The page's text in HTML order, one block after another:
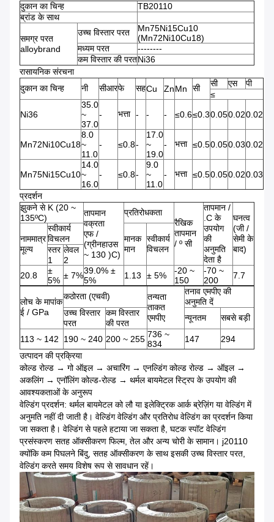
दुकान का चिन्ह
TB20110
ब्रांड के साथ
समग्र परत
alloybrand
उच्च विस्तार परत
Mn75Ni15Cu10
(Mn72Ni10Cu18)
मध्यम परत
--------
कम विस्तार की परतNi36
रासायनिक संरचना
दुकान का चिन्ह
नी सीआरफे सहCu ZnMn सी सी एस
पी
≤
Ni36
35.0
~
37.0
- भत्ता - - - ≤0.6≤0.30.050.020.02
Mn72Ni10Cu18
8.0
~
11.0
- ≤0.8-
17.0
~
19.0
- भत्ता ≤0.50.050.030.02
Mn75Ni15Cu10
14.0
~
16.0
- ≤0.8-
9.0
~
11.0
- भत्ता ≤0.50.050.020.03
प्रदर्शन
झुकने से K (20 ~
135ºC)
तापमान
वक्रता
एफ /
(ग्रीनहाउस
~ 130 )C)
प्रतिरोधकता
रैखिक
तापमान
/ º सी
तापमान /
.C के
उपयोग
की
अनुमति
देता है
घनत्व
(जी /
सेमी के
बाद)
नाममात्र
मूल्य
स्वीकार्य
विचलन
मानक
मान
स्वीकार्य
विचलन
स्तर
1
लेवल
2
20.8
±
5% ± 7%39.0% ±
5%
1.13 ± 5%
-20 ~
150
-70 ~
200
7.7
लोच के मापांक
ई / GPa
कठोरता (एचवी)
तन्यता
ताकत
एमपीए
तनाव एमपीए की
अनुमति दें
उच्च विस्तार
परत
कम विस्तार
की परत
न्यूनतम सबसे बड़ी
113 ~ 142 190 ~ 240 200 ~ 255 736 ~
834
147
294
उत्पादन की प्रक्रिया
कोल्ड रोल्ड → गो ऑइल → अचारिंग → एनल्डिंग कोल्ड रोल्ड → ऑइल →
अकलिंग → एनॉलिंग कोल्ड-रोल्ड → थर्मल बायमेटल स्ट्रिप के उपयोग की
आवश्यकताओं के अनुरूप
वेल्डिंग प्रदर्शन: थर्मल बायमेटल को लौ या इलेक्ट्रिक आर्क ब्रेज़िंग या वेल्डिंग में
अनुमति नहीं दी जाती है। वेल्डिंग वेल्डिंग और प्रतिरोध वेल्डिंग का प्रदर्शन किया
जा सकता है। वेल्डिंग से पहले हटाया जा सकता है, घटक स्पॉट वेल्डिंग
प्रसंस्करण सतह ऑक्सीकरण फिल्म, तेल और अन्य चोरी के सामान। j20110
क्योंकि कम पिघलने बिंदु, सतह ऑक्सीकरण के साथ इसकी उच्च विस्तार परत,
वेल्डिंग करते समय विशेष रूप से सावधान रहें।